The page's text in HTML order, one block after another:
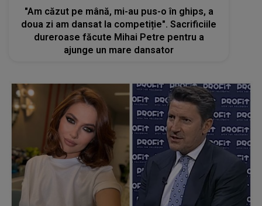
"Am căzut pe mână, mi-au pus-o în ghips, a
doua zi am dansat la competiție". Sacrificiile
dureroase făcute Mihai Petre pentru a
ajunge un mare dansator